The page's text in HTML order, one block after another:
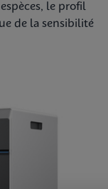
le profil
de la sensibilité